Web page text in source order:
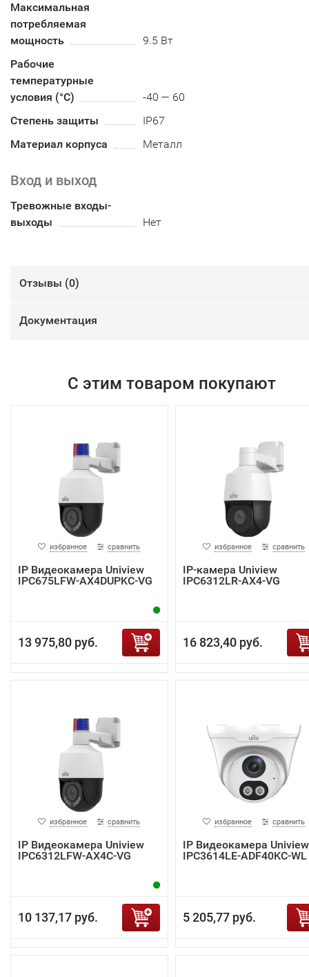
Максимальная
потребляемая
мощность
9.5 Вт
Рабочие
температурные
условия (°С)
-40 — 60
Степень защиты
IP67
Материал корпуса
Металл
Вход и выход
Тревожные входы-
выходы
Нет
Отзывы (0)
Документация
С этим товаром покупают
избранное сравнить
IP Видеокамера Uniview
IPC675LFW-AX4DUPKC-VG
13 975,80 руб.
избранное сравнить
IP-камера Uniview
IPC6312LR-AX4-VG
16 823,40 руб.
избранное сравнить
IP Видеокамера Uniview
IPC6312LFW-AX4C-VG
10 137,17 руб.
избранное сравнить
IP Видеокамера Uniview
IPC3614LE-ADF40KC-WL
5 205,77 руб.